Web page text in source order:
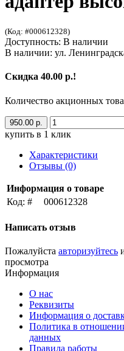
(Код: #000612328)
Доступность: В наличии
В наличии: ул.
Скидка 40.00 р.!
Количество акционных
950.00 р.
купить в 1 клик
Характеристики
Отзывы (0)
Информация о товаре
Код: #
000612328
Написать отзыв
Пожалуйста авторизуйтесь
просмотра
Информация
О нас
Реквизиты
Информация о
Политика в
данных
Правила работы